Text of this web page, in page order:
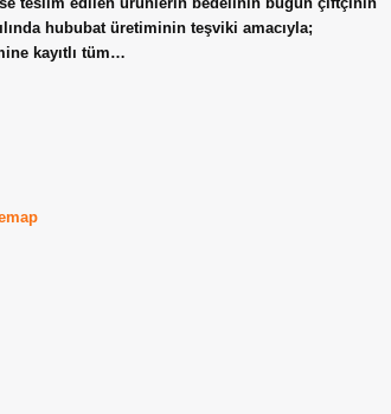
hububat üretiminin teşviki amacıyla;
kayıtlı tüm…